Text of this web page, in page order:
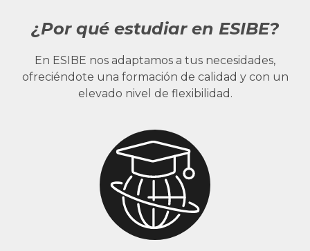
¿Por qué estudiar en ESIBE?
En ESIBE nos adaptamos a tus necesidades,
ofreciéndote una formación de calidad y con un
elevado nivel de flexibilidad.